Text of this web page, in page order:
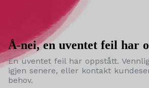
Å-nei, en uventet feil har
En uventet feil har oppstått.
igjen senere, eller kontakt
behov.